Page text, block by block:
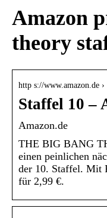
Amazon
theory
http s://www.amazon.de
Staffel 10 –
Amazon.de
THE BIG BANG
einen peinlichen
der 10. Staffel. Mit
für 2,99 €.